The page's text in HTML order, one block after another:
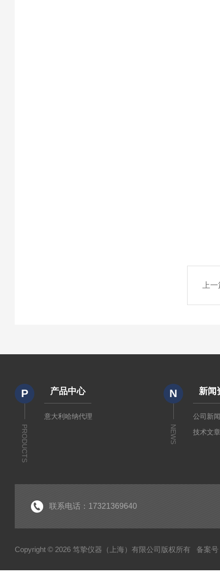
上
P
PRODUCTS
产品中心
意大利哈纳代理
N
NEWS
新闻
公司新
技术文
联系电话：17321369640
Copyright © 2026 笃挚仪器（上海）有限公司版权所有 备案号